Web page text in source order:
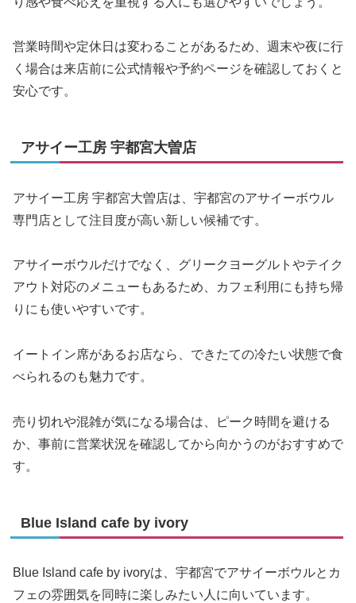
営業時間や定休日は変わることがあるため、週末や夜に行
く場合は来店前に公式情報や予約ページを確認しておくと
安心です。
アサイー工房 宇都宮大曽店
アサイー工房 宇都宮大曽店は、宇都宮のアサイーボウル
専門店として注目度が高い新しい候補です。
アサイーボウルだけでなく、グリークヨーグルトやテイク
アウト対応のメニューもあるため、カフェ利用にも持ち帰
りにも使いやすいです。
イートイン席があるお店なら、できたての冷たい状態で食
べられるのも魅力です。
売り切れや混雑が気になる場合は、ピーク時間を避ける
か、事前に営業状況を確認してから向かうのがおすすめで
す。
Blue Island cafe by ivory
Blue Island cafe by ivoryは、宇都宮でアサイーボウルとカ
フェの雰囲気を同時に楽しみたい人に向いています。